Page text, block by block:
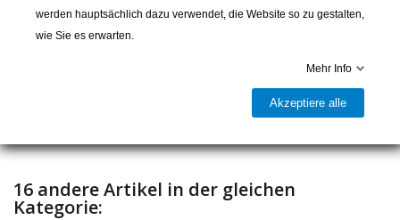
In den Warenkorb
16 andere Artikel in der gleichen
Kategorie:
werden hauptsächlich dazu verwendet, die Website so zu gestalten,
wie Sie es erwarten.
Mehr Info
Akzeptiere alle